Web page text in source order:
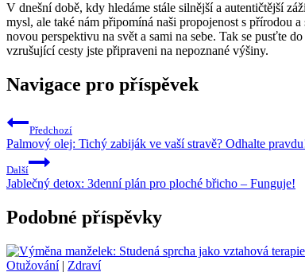
V dnešní době, kdy hledáme stále silnější a autentičtější
mysl, ale také nám připomíná naši propojenost s přírodou
novou perspektivu na svět a sami na sebe. Tak se pusťte
vzrušující cesty jste připraveni na nepoznané výšiny.
Navigace pro příspěvek
Předchozí
Palmový olej: Tichý zabiják ve vaší stravě? Odhalte
Další
Jablečný detox: 3denní plán pro ploché břicho – Funguje!
Podobné příspěvky
Otužování| Zdraví